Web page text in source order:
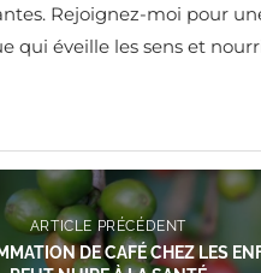
Rejoignez-moi pour
qui éveille les sens et
ARTICLE PRÉCÉDENT
DE CAFÉ CHEZ LES